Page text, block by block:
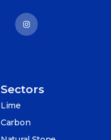
Sectors
Lime
Carbon